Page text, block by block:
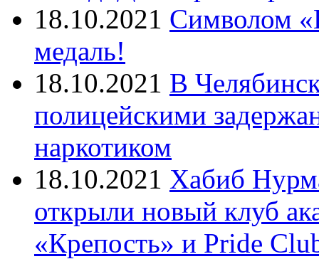
18.10.2021 Символом
медаль!
18.10.2021 В
полицейскими
наркотиком
18.10.2021 Хабиб
открыли новый клуб
«Крепость» и Pride